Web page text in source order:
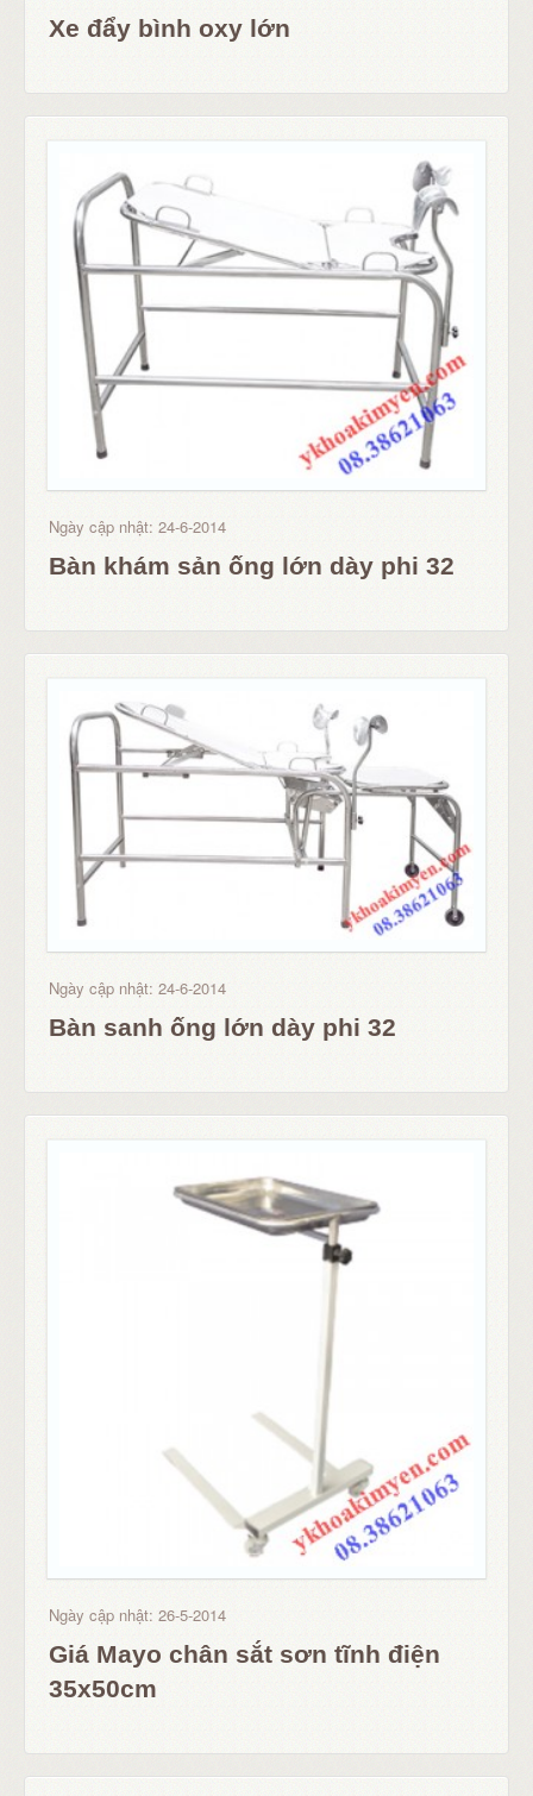
Xe đẩy bình oxy lớn
Ngày cập nhật: 24-6-2014
Bàn khám sản ống lớn dày phi 32
Ngày cập nhật: 24-6-2014
Bàn sanh ống lớn dày phi 32
Ngày cập nhật: 26-5-2014
Giá Mayo chân sắt sơn tĩnh điện
35x50cm